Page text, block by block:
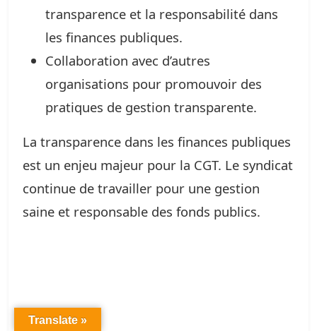
transparence et la responsabilité dans
les finances publiques.
Collaboration avec d’autres
organisations pour promouvoir des
pratiques de gestion transparente.
La transparence dans les finances publiques
est un enjeu majeur pour la CGT. Le syndicat
continue de travailler pour une gestion
saine et responsable des fonds publics.
Translate »